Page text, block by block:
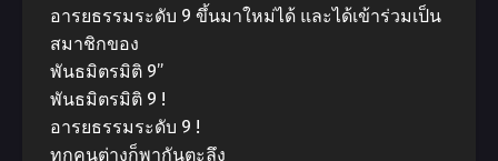
อารยธรรมระดับ 9 ขึ้นมาใหม่ได้ และได้เข้าร่วมเป็น
สมาชิกของ
พันธมิตรมิติ 9”
พันธมิตรมิติ 9 !
อารยธรรมระดับ 9 !
ทุกคนต่างก็พากันตะลึง